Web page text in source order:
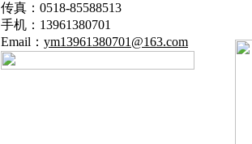
传真：0518-85588513
手机：13961380701
Email： ym13961380701@163.com